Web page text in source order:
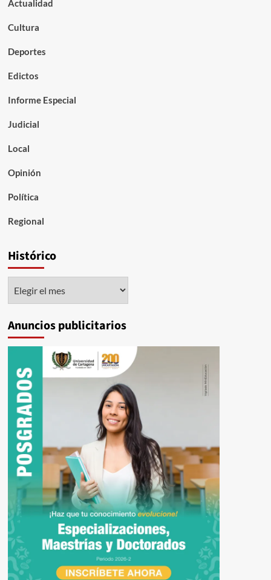
Actualidad
Cultura
Deportes
Edictos
Informe Especial
Judicial
Local
Opinión
Política
Regional
Histórico
Anuncios publicitarios